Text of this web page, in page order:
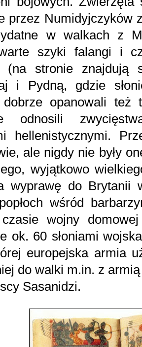
przez Numidyjczyków
w walkach z
szyki falangi i
(na stronie znajdują
i Pydną, gdzie
dobrze opanowali też
odnosili
hellenistycznymi.
ale nigdy nie były
wyjątkowo
wyprawę do Brytanii
wśród
wojny
ok. 60 słoniami
europejska armia
do walki m.in. z
Sasanidzi.